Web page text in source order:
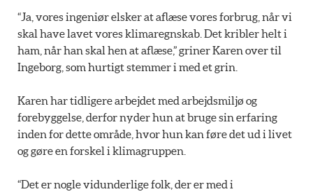
“Ja, vores ingeniør elsker at aflæse vores forbrug, når vi
skal have lavet vores klimaregnskab. Det kribler helt i
ham, når han skal hen at aflæse,” griner Karen over til
Ingeborg, som hurtigt stemmer i med et grin.
Karen har tidligere arbejdet med arbejdsmiljø og
forebyggelse, derfor nyder hun at bruge sin erfaring
inden for dette område, hvor hun kan føre det ud i livet
og gøre en forskel i klimagruppen.
“Det er nogle vidunderlige folk, der er med i